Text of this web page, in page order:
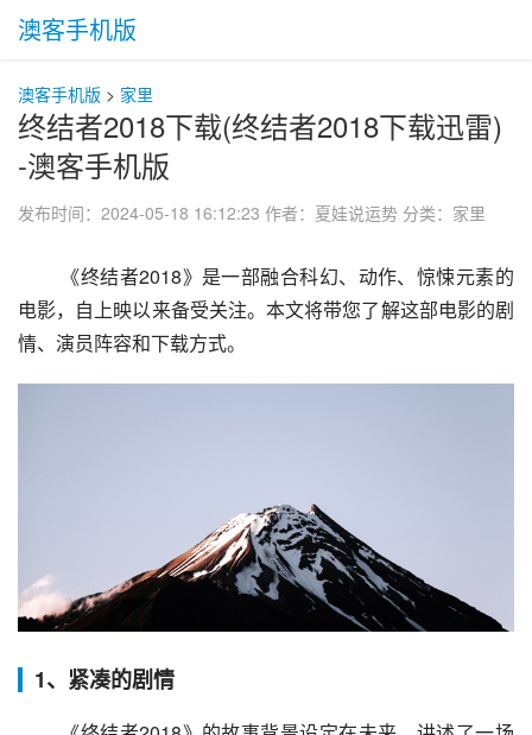
澳客手机版
澳客手机版 > 家里
终结者2018下载(终结者2018下载迅雷)
-澳客手机版
发布时间：2024-05-18 16:12:23 作者：夏娃说运势 分类： 家里
电影，自上映以来备受关注。本文将带您了解这部电影的剧
情、演员阵容和下载方式。
1、紧凑的剧情